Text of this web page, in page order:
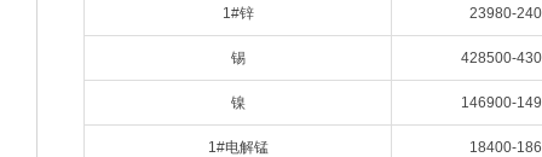
1#锌 23980-
锡 428500-
镍 146900-
1#电解锰 18400-